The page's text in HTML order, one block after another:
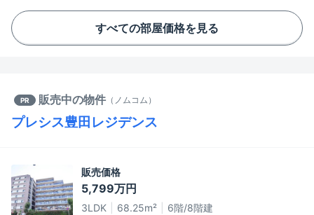
すべての部屋価格を見る
PR 販売中の物件 （ ノムコム ）
プレシス豊田レジデンス
販売価格
5,799万円
3LDK 68.25m² 6階/8階建